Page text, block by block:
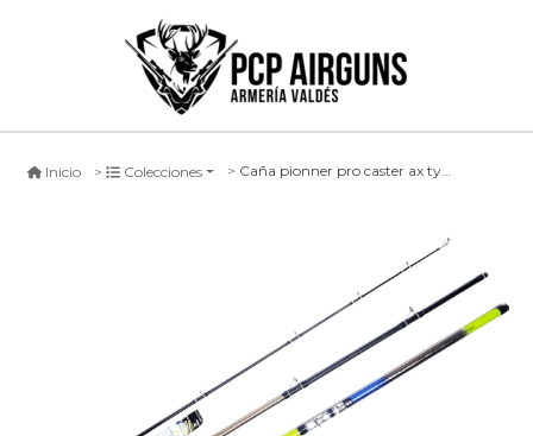
Inicio Colecciones Caña pionner pro caster ax type g, 390cm